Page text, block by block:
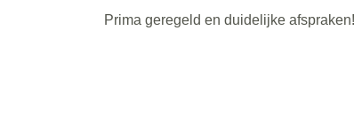
Prima geregeld en duidelijke afspraken!